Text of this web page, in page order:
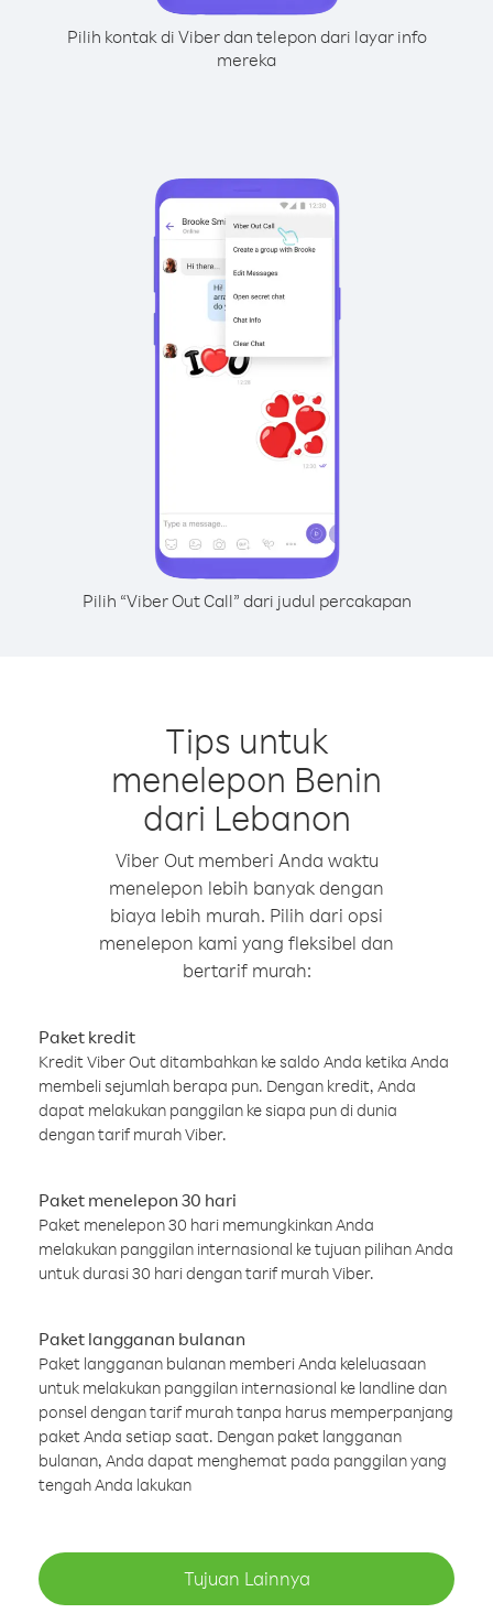
Pilih kontak di Viber dan telepon dari layar info
mereka
Pilih “Viber Out Call” dari judul percakapan
Tips untuk
menelepon Benin
dari Lebanon
Viber Out memberi Anda waktu
menelepon lebih banyak dengan
biaya lebih murah. Pilih dari opsi
menelepon kami yang fleksibel dan
bertarif murah:
Paket kredit
Kredit Viber Out ditambahkan ke saldo Anda ketika Anda
membeli sejumlah berapa pun. Dengan kredit, Anda
dapat melakukan panggilan ke siapa pun di dunia
dengan tarif murah Viber.
Paket menelepon 30 hari
Paket menelepon 30 hari memungkinkan Anda
melakukan panggilan internasional ke tujuan pilihan Anda
untuk durasi 30 hari dengan tarif murah Viber.
Paket langganan bulanan
Paket langganan bulanan memberi Anda keleluasaan
untuk melakukan panggilan internasional ke landline dan
ponsel dengan tarif murah tanpa harus memperpanjang
paket Anda setiap saat. Dengan paket langganan
bulanan, Anda dapat menghemat pada panggilan yang
tengah Anda lakukan
Tujuan Lainnya